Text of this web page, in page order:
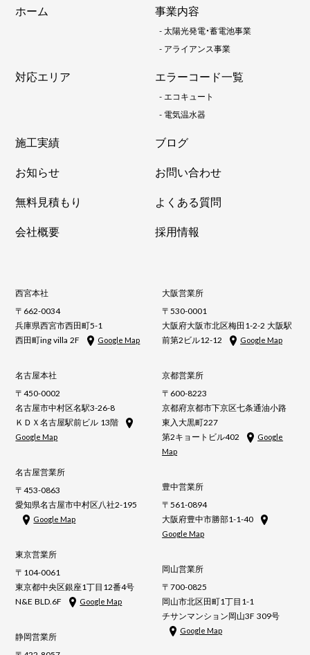
ホーム 事業内容
-太陽光発電・蓄電池事業
- アライアンス事業
対応エリア エラーコード一覧
-エコキュート
- 電気温水器
施工実績
ブログ
お知らせ
お問い合わせ
無料見積もり
よくある質問
会社概要
採用情報
西宮本社
〒662-0034
兵庫県西宮市西田町5-1
西田町ing villa 2F
Google Map
名古屋本社
〒450-0002
名古屋市中村区名駅3-26-8
ＫＤＸ名古屋駅前ビル 13階
Google Map
名古屋営業所
〒453-0863
愛知県名古屋市中村区八社2-195
Google Map
東京営業所
〒104-0061
東京都中央区銀座1丁目12番4号
N&E BLD.6F
Google Map
静岡営業所
大阪営業所
〒530-0001
大阪府大阪市北区梅田1-2-2 大阪駅
前第2ビル12-12
Google Map
京都営業所
〒600-8223
京都府京都市下京区七条通油小路
東入大黒町227
第2キョートビル402
Google
Map
豊中営業所
〒561-0894
大阪府豊中市勝部1-1-40
Google Map
岡山営業所
〒700-0825
岡山市北区田町1丁目1-1
チサンマンション岡山3F 309号
Google Map